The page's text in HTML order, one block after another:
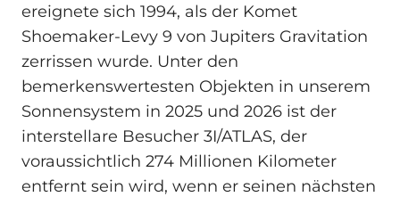
ereignete sich 1994, als der Komet
Shoemaker-Levy 9 von Jupiters Gravitation
zerrissen wurde. Unter den
bemerkenswertesten Objekten in unserem
Sonnensystem in 2025 und 2026 ist der
interstellare Besucher 3I/ATLAS, der
voraussichtlich 274 Millionen Kilometer
entfernt sein wird, wenn er seinen nächsten